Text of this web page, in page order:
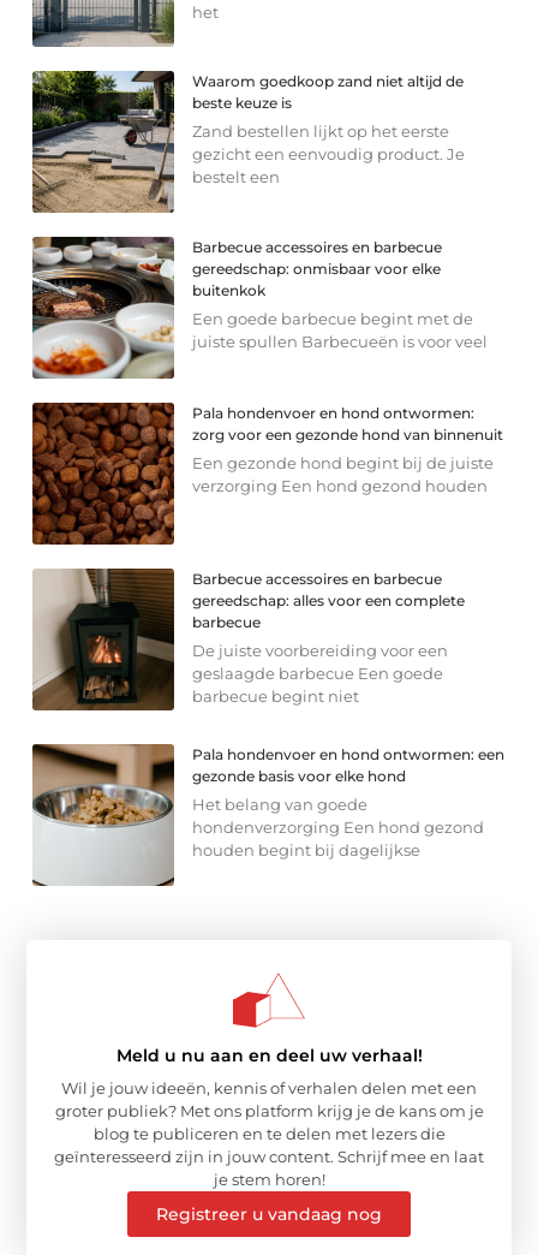
het
Waarom goedkoop zand niet altijd de
beste keuze is
Zand bestellen lijkt op het eerste
gezicht een eenvoudig product. Je
bestelt een
Barbecue accessoires en barbecue
gereedschap: onmisbaar voor elke
buitenkok
Een goede barbecue begint met de
juiste spullen Barbecueën is voor veel
Pala hondenvoer en hond ontwormen:
zorg voor een gezonde hond van binnenuit
Een gezonde hond begint bij de juiste
verzorging Een hond gezond houden
Barbecue accessoires en barbecue
gereedschap: alles voor een complete
barbecue
De juiste voorbereiding voor een
geslaagde barbecue Een goede
barbecue begint niet
Pala hondenvoer en hond ontwormen: een
gezonde basis voor elke hond
Het belang van goede
hondenverzorging Een hond gezond
houden begint bij dagelijkse
Meld u nu aan en deel uw verhaal!
Wil je jouw ideeën, kennis of verhalen delen met een
groter publiek? Met ons platform krijg je de kans om je
blog te publiceren en te delen met lezers die
geïnteresseerd zijn in jouw content. Schrijf mee en laat
je stem horen!
Registreer u vandaag nog